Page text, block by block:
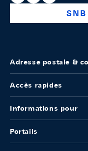
Adresse postale &
Accès rapides
Informations pour
Portails